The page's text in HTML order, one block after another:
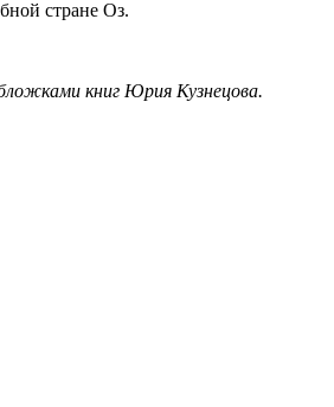
стране Оз.
книг Юрия Кузнецова.